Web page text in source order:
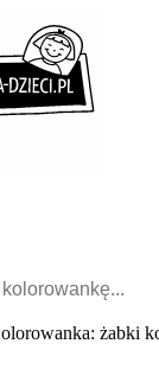
żabki